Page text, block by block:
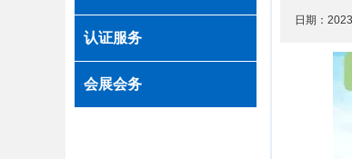
认证服务
会展会务
日期：